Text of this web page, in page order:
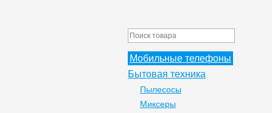
Мобильные телефоны
Бытовая техника
Пылесосы
Миксеры